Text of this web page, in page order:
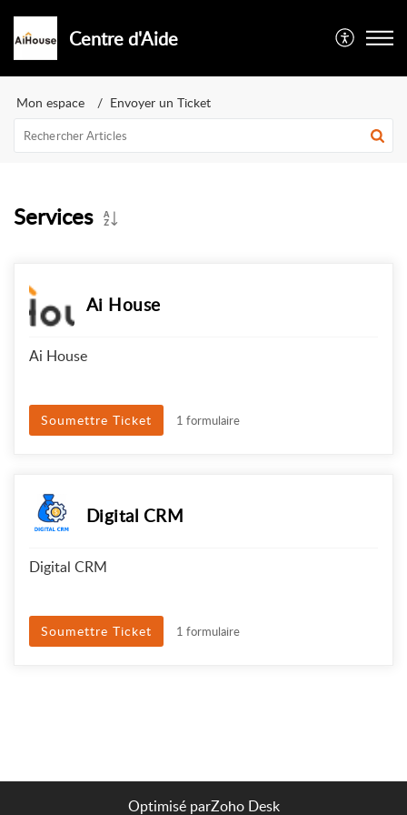
Centre d'Aide
Mon espace Envoyer un Ticket
Services
Ai House
Ai House
Soumettre Ticket 1 formulaire
Digital CRM
Digital CRM
Soumettre Ticket 1 formulaire
Optimisé parZoho Desk